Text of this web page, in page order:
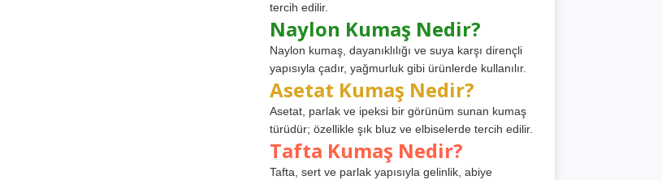
tercih edilir.
Naylon Kumaş Nedir?
Naylon kumaş, dayanıklılığı ve suya karşı dirençli
yapısıyla çadır, yağmurluk gibi ürünlerde kullanılır.
Asetat Kumaş Nedir?
Asetat, parlak ve ipeksi bir görünüm sunan kumaş
türüdür; özellikle şık bluz ve elbiselerde tercih edilir.
Tafta Kumaş Nedir?
Tafta, sert ve parlak yapısıyla gelinlik, abiye